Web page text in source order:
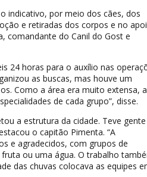
indicativo, por meio dos cães, dos
e retiradas dos corpos e no
comandante do Canil do Gost e
24 horas para o auxílio nas
as buscas, mas houve um
Como a área era muito extensa,
de cada grupo”, disse.
a estrutura da cidade. Teve gente
o capitão Pimenta. “A
e agradecidos, com grupos de
ou uma água. O trabalho
das chuvas colocava as equipes